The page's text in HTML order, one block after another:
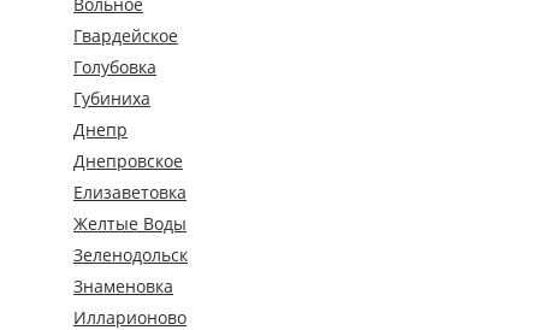
Гвардейское
Голубовка
Губиниха
Днепр
Днепровское
Елизаветовка
Желтые Воды
Зеленодольск
Знаменовка
Илларионово